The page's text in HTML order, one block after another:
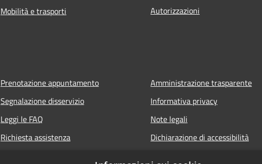
Mobilità e trasporti
Autorizzazioni
Prenotazione appuntamento
Segnalazione disservizio
Leggi le FAQ
Richiesta assistenza
Amministrazione trasparente
Informativa privacy
Note legali
Dichiarazione di accessibilità